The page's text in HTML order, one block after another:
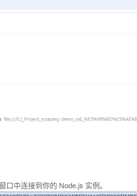
口中连接到你的 Node.js 实例。